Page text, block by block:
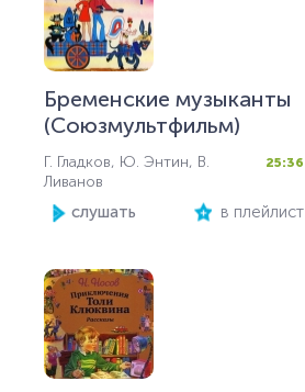
Бременские музыканты
(Союзмультфильм)
Г. Гладков, Ю. Энтин, В.
Ливанов
25:36
слушать в плейлист